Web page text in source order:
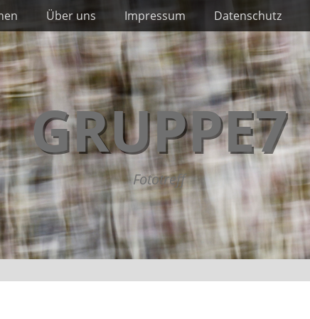
Über uns Impressum Datenschutz
GRUPPE7
Fototreff